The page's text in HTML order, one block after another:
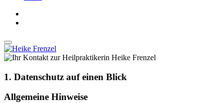
1. Datenschutz auf einen Blick
Allgemeine Hinweise